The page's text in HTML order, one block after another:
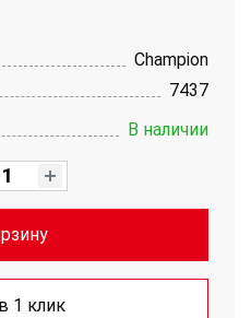
Champion
7437
В наличии
1 клик